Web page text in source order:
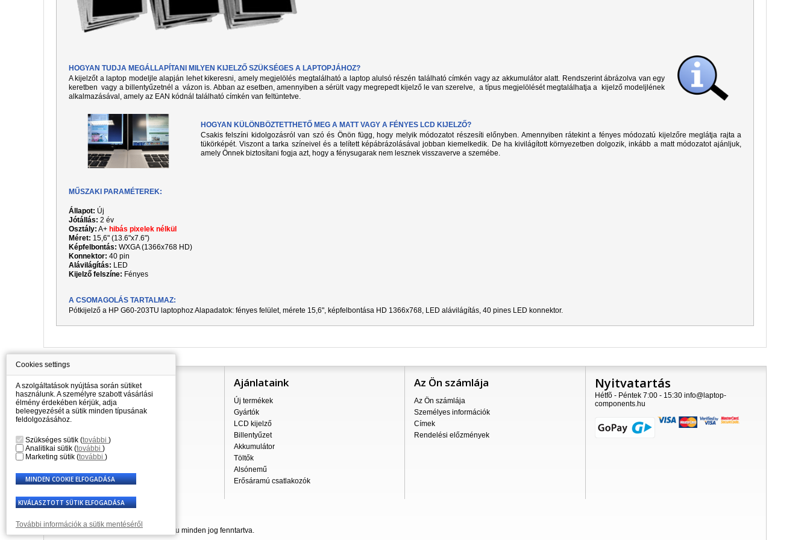
HOGYAN TUDJA MEGÁLLAPÍTANI MILYEN KIJELZŐ SZÜKSÉGES A LAPTOPJÁHOZ?
A kijelzőt a laptop modeljle alapján lehet kikeresni, amely megjelölés megtalálható a laptop alulsó részén található címkén vagy az akkumulátor alatt. Rendszerint ábrázolva van egy
keretben vagy a billentyűzetnél a vázon is. Abban az esetben, amennyiben a sérült vagy megrepedt kijelző le van szerelve, a típus megjelölését megtalálhatja a kijelző modeljlének
alkalmazásával, amely az EAN kódnál található címkén van feltüntetve.
HOGYAN KÜLÖNBÖZTETTHETŐ MEG A MATT VAGY A FÉNYES LCD KIJELZŐ?
Csakis felszíni kidolgozásról van szó és Önön függ, hogy melyik módozatot részesíti előnyben. Amennyiben rátekint a fényes módozatú kijelzőre meglátja rajta a
tükörképét. Viszont a tarka színeivel és a telített képábrázolásával jobban kiemelkedik. De ha kivilágított környezetben dolgozik, inkább a matt módozatot ajánljuk,
amely Önnek biztosítani fogja azt, hogy a fénysugarak nem lesznek visszaverve a szemébe.
MŰSZAKI PARAMÉTEREK:
Állapot: Új
Jótállás: 2 év
Osztály: A+ hibás pixelek nélkül
Méret: 15,6" (13.6"x7.6")
Képfelbontás: WXGA (1366x768 HD)
Konnektor: 40 pin
Alávilágítás: LED
Kijelző felszíne: Fényes
A CSOMAGOLÁS TARTALMAZ:
Pótkijelző a HP G60-203TU laptophoz Alapadatok: fényes felület, mérete 15,6", képfelbontása HD 1366x768, LED alávilágítás, 40 pines LED konnektor.
Információ
Mindent a vásárlásról
A szállítás árai
Nagykereskedés
Reklamációs szabályzat
Üzleti feltételek
A személyes adatok feldolgozása
Ajánlataink
Új termékek
Gyártók
LCD kijelző
Billentyűzet
Akkumulátor
Töltők
Alsónemű
Erősáramú csatlakozók
Az Ön számlája
Az Ön számlája
Személyes információk
Címek
Rendelési előzmények
Nyitvatartás
Hétfõ - Péntek 7:00 - 15:30 info@laptop-
components.hu
© 2007 - 2026 Laptop-Components.hu minden jog fenntartva.
Cookies settings
A szolgáltatások nyújtása során sütiket
használunk. A személyre szabott vásárlási
élmény érdekében kérjük, adja
beleegyezését a sütik minden típusának
feldolgozásához.
Szükséges sütik (további )
Analitikai sütik (további )
Marketing sütik (további )
További információk a sütik mentéséről